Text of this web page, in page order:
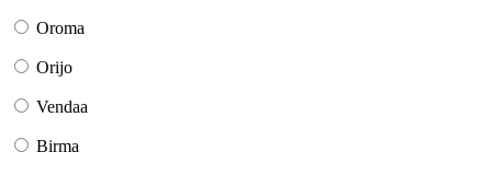
Oroma
Orijo
Vendaa
Birma